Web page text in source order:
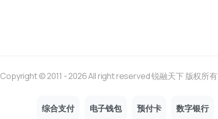
Copyright © 2011 - 2026 All right reserved 锐融天下 版权所有
综合支付 电子钱包 预付卡 数字银行